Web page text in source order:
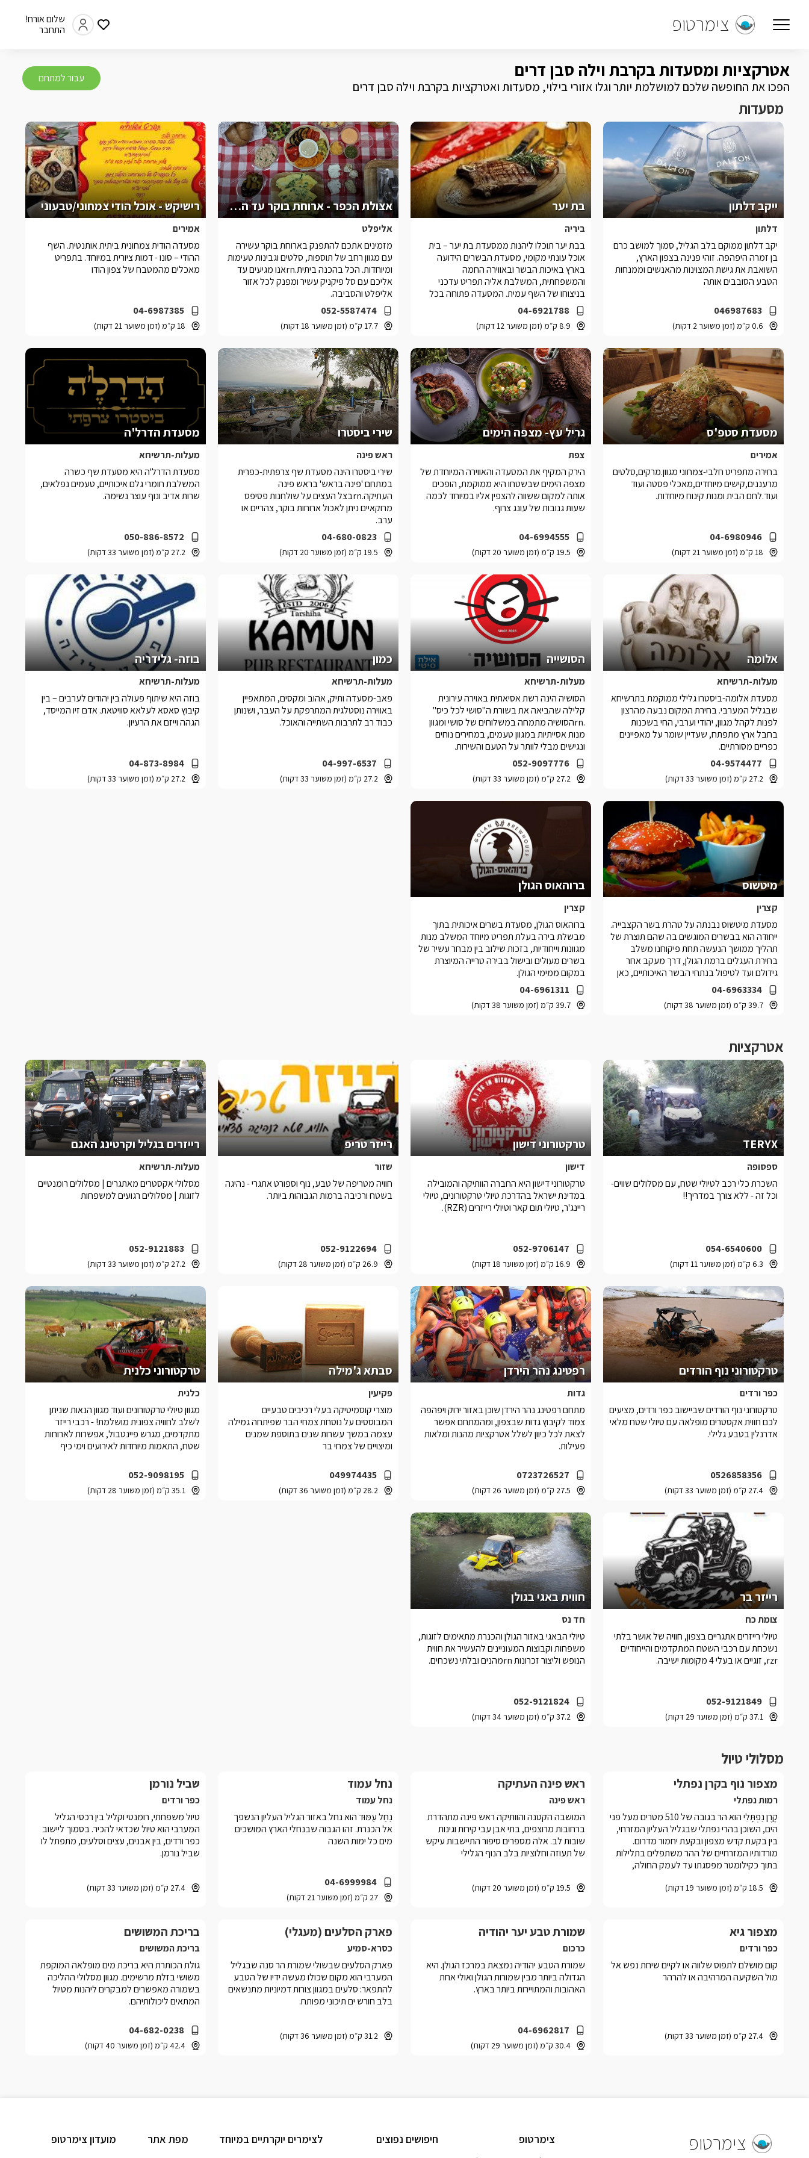
צימרטופ
שלום אורח!
התחבר
אטרקציות ומסעדות בקרבת וילה סבן דרים
הפכו את החופשה שלכם למושלמת יותר וגלו אזורי בילוי, מסעדות ואטרקציות בקרבת וילה סבן דרים
עבור למתחם
מסעדות
ייקב דלתון
דלתון
046987683
0.6 ק״מ (זמן משוער 2 דקות)
יקב דלתון ממוקם בלב הגליל, סמוך למושב כרם
בן זמרה היפהפה. זוהי פנינה בצפון הארץ,
השואבת את גישת המצוינות מהאנשים וממנחות
הטבע הסובבים אותה
בת יער
ביריה
04-6921788
8.9 ק״מ (זמן משוער 12 דקות)
בבת יער תוכלו ליהנות ממסעדת בת יער – בית
אוכל עונתי מקומי, מסעדת הבשרים הידועה
בארץ באיכות הבשר ובאווירה החמה
והמשפחתית, המשלבת אליה תפריט עדכני
בניצוחו של השף עמית. המסעדה פתוחה בכל
ימות השבוע.
אצולת הכפר - ארוחת בוקר עד הצימר
אליפלט
052-5587474
17.7 ק״מ (זמן משוער 18 דקות)
מזמינים אתכם להתפנק בארוחת בוקר עשירה
עם מגוון רחב של תוספות, סלטים וגבינות טעימות
ומיוחדות. הכל בהכנה ביתית.rnאנו מגיעים עד
אליכם עם סל פיקניק עשיר ומפנק לכל אזור
אליפלט והסביבה.
רישיקש - אוכל הודי צמחוני/טבעוני
אמירים
04-6987385
18 ק״מ (זמן משוער 21 דקות)
מסעדה הודית צמחונית ביתית אותנטית. השף
ההודי – סונו - דמות ציורית במיוחד. בתפריט
מאכלים מהמטבח של צפון הודו
מסעדת סטפ'ס
אמירים
04-6980946
18 ק״מ (זמן משוער 21 דקות)
בחירה מתפריט חלבי-צמחוני מגוון.מרקים,סלטים
מרעננים,קישים מיוחדים,מאכלי פסטה ועוד
ועוד.לחם הבית ומנות קינוח מיוחדות.
גריל עץ- מצפה הימים
צפת
04-6994555
19.5 ק״מ (זמן משוער 20 דקות)
הירק המקיף את המסעדה והאווירה המיוחדת של
מצפה הימים שבשטחו היא ממוקמת, הופכים
אותה למקום ששווה להצפין אליו במיוחד לכמה
שעות גנובות של עונג צרוף.
שירי ביסטרו
ראש פינה
04-680-0823
19.5 ק״מ (זמן משוער 20 דקות)
שירי ביסטרו הינה מסעדת שף צרפתית-כפרית
במתחם 'פינה בראש' בראש פינה
העתיקה.rnבצל העצים על שולחנות פסיפס
מרוקאיים ניתן לאכול ארוחות בוקר, צהריים או
ערב.
מסעדת הדרל'ה
מעלות-תרשיחא
050-886-8572
27.2 ק״מ (זמן משוער 33 דקות)
מסעדת הדרל'ה היא מסעדת שף כשרה
המשלבת חומרי גלם איכותיים, טעמים נפלאים,
שרות אדיב ונוף עוצר נשימה.
אלומה
מעלות-תרשיחא
04-9574477
27.2 ק״מ (זמן משוער 33 דקות)
מסעדת אלומה-ביסטרו גלילי ממוקמת בתרשיחא
שבגליל המערבי. בחירת המקום נבעה מהרצון
לפנות לקהל מגוון, יהודי וערבי, החי בשכנות
בחבל ארץ מתפתח, שעדיין שומר על מאפיינים
כפריים מסורתיים.
הסושייה
מעלות-תרשיחא
052-9097776
27.2 ק״מ (זמן משוער 33 דקות)
הסושיה הינה רשת אסיאתית באוירה עירונית
קלילה שהביאה את בשורת ה"סושי לכל כיס"
.rnהסושיה מתמחה במשלוחים של סושי ומגוון
מנות אסייתיות במגוון טעמים, במחירים נוחים
ונגישים מבלי לוותר על הטעם והשירות.
כמון
מעלות-תרשיחא
04-997-6537
27.2 ק״מ (זמן משוער 33 דקות)
פאב-מסעדה ותיק, אהוב ומקסים, המתאפיין
באווירה נוסטלגית המתרפקת על העבר, ושנותן
כבוד רב לתרבות השתייה והאוכל.
בוזה- גלידריה
מעלות-תרשיחא
04-873-8984
27.2 ק״מ (זמן משוער 33 דקות)
בוזה היא שיתוף פעולה בין יהודים לערבים – בין
קיבוץ סאסא לעלאא סוויטאת. אדם זיו המייסד,
הגהה וייזם את הרעיון.
מיטשוס
קצרין
04-6963334
39.7 ק״מ (זמן משוער 38 דקות)
מסעדת מיטשוס נבנתה על טהרת בשר הקצבייה.
ייחודה הוא בבשרים המוגשים בה שהם תוצרת של
תהליך ממושך הנעשה תחת פיקוחנו משלב
בחירת העגלים ברמת הגולן, דרך מעקב אחר
גידולם ועד לטיפול בנתחי הבשר האיכותיים, כאן
בקצביית מיטשוס
ברוהאוס הגולן
קצרין
04-6961311
39.7 ק״מ (זמן משוער 38 דקות)
ברוהאוס הגולן, מסעדת בשרים איכותית בתוך
מבשלת בירה בעלת תפריט מיוחד המשלב מנות
מגוונות וייחודיות, בזכות שילוב בין מבחר עשיר של
בשרים מעולים ובישול בבירה טרייה המיוצרת
במקום ממימי הגולן.
אטרקציות
TERYX
ספסופה
054-6540600
6.3 ק״מ (זמן משוער 11 דקות)
השכרת כלי רכב לטיולי שטח, עם מסלולים שווים-
וכל זה - ללא צורך במדריך!!
טרקטורוני דישון
דישון
052-9706147
16.9 ק״מ (זמן משוער 18 דקות)
טרקטורוני דישון היא החברה הוותיקה והמובילה
במדינת ישראל בהדרכת טיולי טרקטורונים, טיולי
ריינג'ר, טיולי תום קאר וטיולי רייזרים (RZR).
רייזר טריפ
שזור
052-9122694
26.9 ק״מ (זמן משוער 28 דקות)
חוויה מטריפה של טבע, נוף וספורט אתגרי - נהיגה
בשטח ורכיבה ברמות הגבוהות ביותר.
רייזרים בגליל וקרטינג האגם
מעלות-תרשיחא
052-9121883
27.2 ק״מ (זמן משוער 33 דקות)
מסלולי אקסטרים מאתגרים | מסלולים רומנטיים
לזוגות | מסלולים רגועים למשפחות
טרקטורוני נוף הורדים
כפר ורדים
0526858356
27.4 ק״מ (זמן משוער 33 דקות)
טרקטורוני נוף הורדים שביישוב כפר ורדים, מציעים
לכם חווית אקסטרים מופלאה עם טיולי שטח מלאי
אדרנלין בטבע גלילי.
רפטינג נהר הירדן
גדות
0723726527
27.5 ק״מ (זמן משוער 26 דקות)
מתחם רפטינג נהר הירדן שוכן באזור ירוק ויפהפה
צמוד לקיבוץ גדות שבצפון, ומהמתחם אפשר
לצאת לכל כיוון לשלל אטרקציות מהנות ומלאות
פעילות.
סבתא ג'מילה
פקיעין
049974435
28.2 ק״מ (זמן משוער 36 דקות)
מוצרי קוסמיטיקה בעלי רכיבים טבעיים
המבוססים על נוסחת צמחי הבר שפיתחה גמילה
עצמה במשך עשרות שנים בתוספת שמנים
ומיצויים של צמחי בר
טרקטורוני כלנית
כלנית
052-9098195
35.1 ק״מ (זמן משוער 28 דקות)
מגוון טיולי טרקטורונים ועוד מגוון הנאות שניתן
לשלב לחוויה צפונית מושלמת! - רכבי רייזר
מתקדמים, מגרש פיינטבול, אפשרות לארוחות
שטח, התאמות מיוחדות לאירועים וימי כיף
רייזר בר
צומת כח
052-9121849
37.1 ק״מ (זמן משוער 29 דקות)
טיולי רייזרים אתגריים בצפון, חוויה של אושר בלתי
נשכחת עם רכבי השטח המתקדמים והייחודיים
rzr, זוגיים או בעלי 4 מקומות ישיבה.
חווית באגי בגולן
חד נס
052-9121824
37.2 ק״מ (זמן משוער 34 דקות)
טיולי הבאגי באזור הגולן והכנרת מתאימים לזוגות,
משפחות וקבוצות המעוניינים להעשיר את חווית
הנופש וליצור זכרונות rnמהנים ובלתי נשכחים.
מסלולי טיול
מצפור נוף בקרן נפתלי
רמות נפתלי
18.5 ק״מ (זמן משוער 19 דקות)
קֶרֶן נַפְתָּלִי הוא הר בגובה של 510 מטרים מעל פני
הים, השוכן בהרי נפתלי שבגליל העליון המזרחי,
בין בקעת קדש מצפון ובקעת יחמור מדרום.
מורדותיו המזרחיים של ההר משתפלים בתלילות
בתוך כקילומטר מפסגתו עד לעמק החולה,
ומההר נשקף מראה אל העמק ואל רמת הגולן
ראש פינה העתיקה
ראש פינה
19.5 ק״מ (זמן משוער 20 דקות)
המושבה הקטנה והוותיקה ראש פינה מתהדרת
ברחובות מרוצפים, בתי אבן עבי קירות וגינות
שובות לב. אלה מספרים סיפור התיישבות עיקש
של תעוזה וחלוציות בלב הנוף הגלילי
נחל עמוד
נחל עמוד
04-6999984
27 ק״מ (זמן משוער 21 דקות)
נַחַל עַמּוּד הוא נחל באזור הגליל העליון הנשפך
אל הכנרת. זהו הגבוה שבנחלי הארץ המושכים
מים כל ימות השנה
שביל נורמן
כפר ורדים
27.4 ק״מ (זמן משוער 33 דקות)
טיול משפחתי, רומנטי וקליל בין רכסי הגליל
המערבי הוא טיול שכדאי להכיר. בסמוך ליישוב
כפר ורדים, בין אבנים, עצים וסלעים, מתפתל לו
שביל נורמן.
מצפור גיא
כפר ורדים
27.4 ק״מ (זמן משוער 33 דקות)
קום מושלם לתפוס שלווה או לקיים שיחת נפש אל
מול השקיעה המרהיבה או להרהר
שמורת טבע יער יהודיה
כרכום
04-6962817
30.4 ק״מ (זמן משוער 29 דקות)
שמורת הטבע יהודיה נמצאת במרכז הגולן. היא
הגדולה ביותר מבין שמורות הגולן ואולי אחת
האהובות והמתויירות ביותר בארץ.
פארק הסלעים (מעגלי)
כסרא-סמיע
31.2 ק״מ (זמן משוער 36 דקות)
פארק הסלעים שבשולי שמורת הר סנה שבגליל
המערבי הוא מקום שכולו מעשה ידיו של הטבע
להתפאר: סלעים במגוון צורות דמיוניות מתנשאים
בלב חורש ים תיכוני מפותח.
בריכת המשושים
בריכת המשושים
04-682-0238
42.4 ק״מ (זמן משוער 40 דקות)
גולת הכותרת היא בריכת מים מופלאה המוקפת
משושי בזלת מרשימים. מגוון מסלולי ההליכה
בשמורה מאפשרים למבקרים ליהנות מטיול
המתאים ליכולותיהם.
צימרטופ צימרטופ חיפושים נפוצים לצימרים יוקרתיים במיוחד מפת אתר מועדון צימרטופ